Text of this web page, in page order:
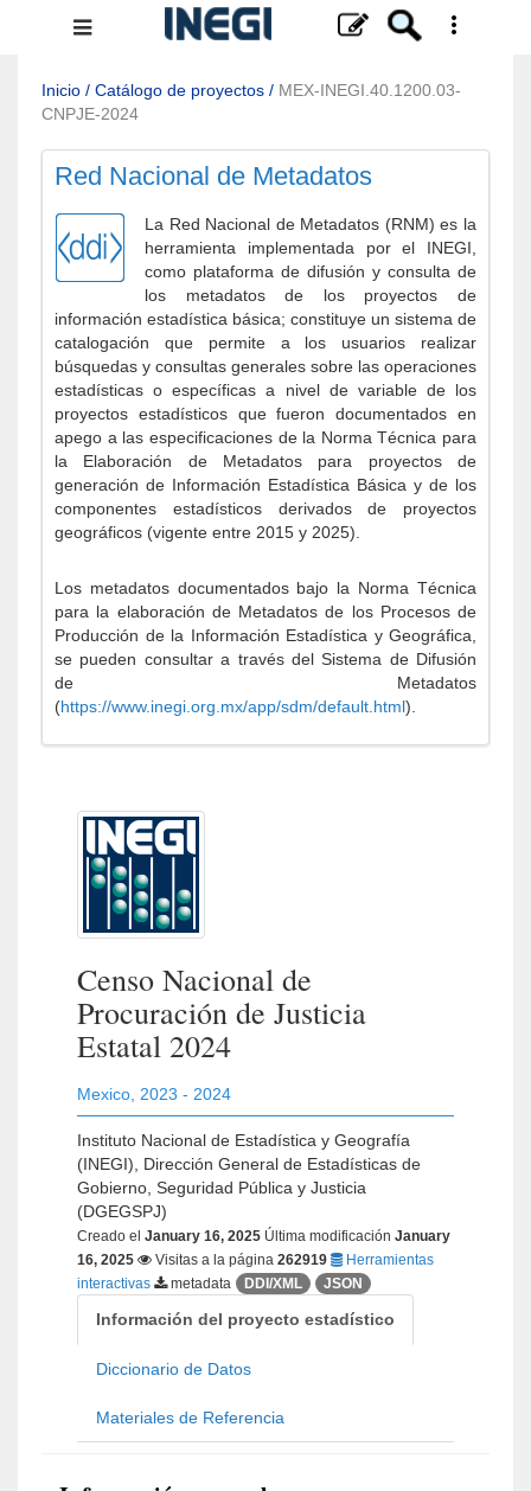
Menú
navegación
Inicio / Catálogo de proyectos / MEX-INEGI.40.1200.03-
CNPJE-2024
Red Nacional de Metadatos
La Red Nacional de Metadatos (RNM) es la
herramienta implementada por el INEGI,
como plataforma de difusión y consulta de
los metadatos de los proyectos de
información estadística básica; constituye un sistema de
catalogación que permite a los usuarios realizar
búsquedas y consultas generales sobre las operaciones
estadísticas o específicas a nivel de variable de los
proyectos estadísticos que fueron documentados en
apego a las especificaciones de la Norma Técnica para
la Elaboración de Metadatos para proyectos de
generación de Información Estadística Básica y de los
componentes estadísticos derivados de proyectos
geográficos (vigente entre 2015 y 2025).
Los metadatos documentados bajo la Norma Técnica
para la elaboración de Metadatos de los Procesos de
Producción de la Información Estadística y Geográfica,
se pueden consultar a través del Sistema de Difusión
de Metadatos
(https://www.inegi.org.mx/app/sdm/default.html).
Censo Nacional de
Procuración de Justicia
Estatal 2024
Mexico 2023 - 2024
Instituto Nacional de Estadística y Geografía
(INEGI), Dirección General de Estadísticas de
Gobierno, Seguridad Pública y Justicia
(DGEGSPJ)
Creado el January 16, 2025 Última modificación January
16, 2025
Visitas a la página 262919
Herramientas
interactivas
metadata DDI/XML JSON
Información del proyecto estadístico
Diccionario de Datos
Materiales de Referencia